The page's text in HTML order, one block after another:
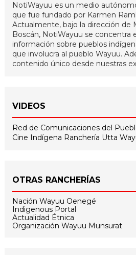
NotiWayuu es un medio
que fue fundado por Karmen
Actualmente, bajo la dirección de
Boscán, NotiWayuu se concentra
información sobre pueblos
que involucra al pueblo Wayuu.
contenido único desde nuestras
VIDEOS
Red de Comunicaciones del
Cine Indígena Ranchería Utta
OTRAS RANCHERÍAS
Nación Wayuu Oenegé
Indigenous Portal
Actualidad Étnica
Organización Wayuu Munsurat